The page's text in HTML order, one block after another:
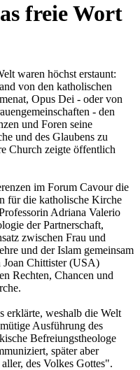
freie Wort
waren höchst erstaunt:
von den katholischen
Opus Dei - oder von
- den
und Foren seine
und des Glaubens zu
Church zeigte öffentlich
im Forum Cavour die
für die katholische Kirche
Adriana Valerio
der Partnerschaft,
zwischen Frau und
und der Islam gemeinsam
Joan Chittister (USA)
Rechten, Chancen und
erklärte, weshalb die Welt
Ausführung des
Befreiungstheologe
später aber
des Volkes Gottes".